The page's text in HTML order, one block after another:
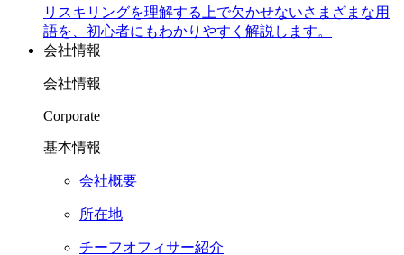
リスキリングを理解する上で欠かせないさまざまな用
語を、初心者にもわかりやすく解説します。
会社情報
会社情報
Corporate
基本情報
会社概要
所在地
チーフオフィサー紹介